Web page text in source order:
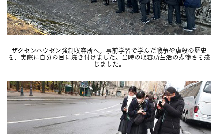
ザクセンハウゼン強制収容所へ。事前学習で学んだ戦争や虐殺の歴史
を、実際に自分の目に焼き付けました。当時の収容所生活の悲惨さを感
じました。